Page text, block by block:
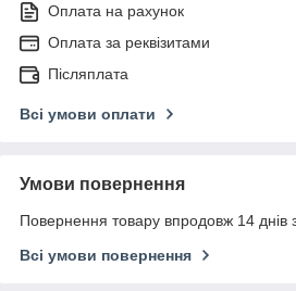
Оплата на рахунок
Оплата за реквізитами
Післяплата
Всі умови оплати
Умови повернення
Повернення товару впродовж 14 днів
Всі умови повернення